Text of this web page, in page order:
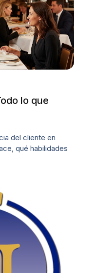
lo que
del cliente en
qué habilidades